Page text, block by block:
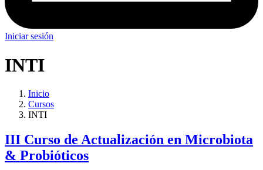
Iniciar sesión
INTI
Inicio
Cursos
INTI
III Curso de Actualización en Microbiota
& Probióticos